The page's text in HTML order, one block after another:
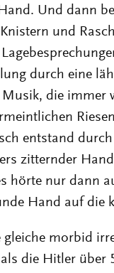
Und dann
und
durch eine
die immer
entstand
zitternder
hörte nur dann
Hand auf die
gleiche morbid
die Hitler über